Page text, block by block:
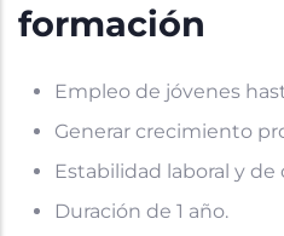
formación
Empleo de jóvenes
Generar crecimiento
Estabilidad laboral y
Duración de 1 año.